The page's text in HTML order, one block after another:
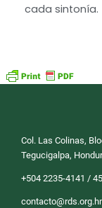
cada sintonía.
Col. Las Colinas,
Tegucigalpa,
+504 2235-4141 / 45